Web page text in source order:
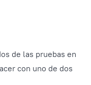
de las pruebas en
con uno de dos